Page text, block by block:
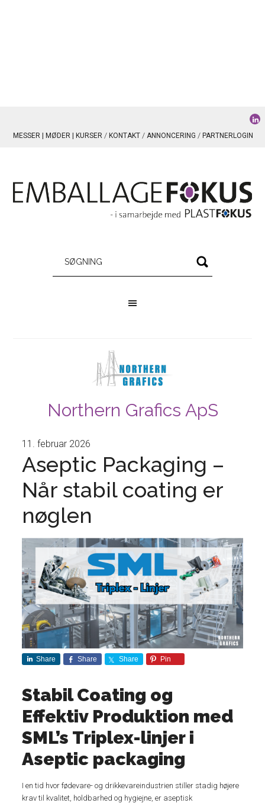
MESSER | MØDER | KURSER KONTAKT ANNONCERING PARTNERLOGIN
Northern Grafics ApS
11. februar 2026
Aseptic Packaging –
Når stabil coating er
nøglen
Share Share Share Pin
Stabil Coating og
Effektiv Produktion med
SML’s Triplex-linjer i
Aseptic packaging
I en tid hvor fødevare- og drikkevareindustrien stiller stadig højere
krav til kvalitet, holdbarhed og hygiejne, er aseptisk